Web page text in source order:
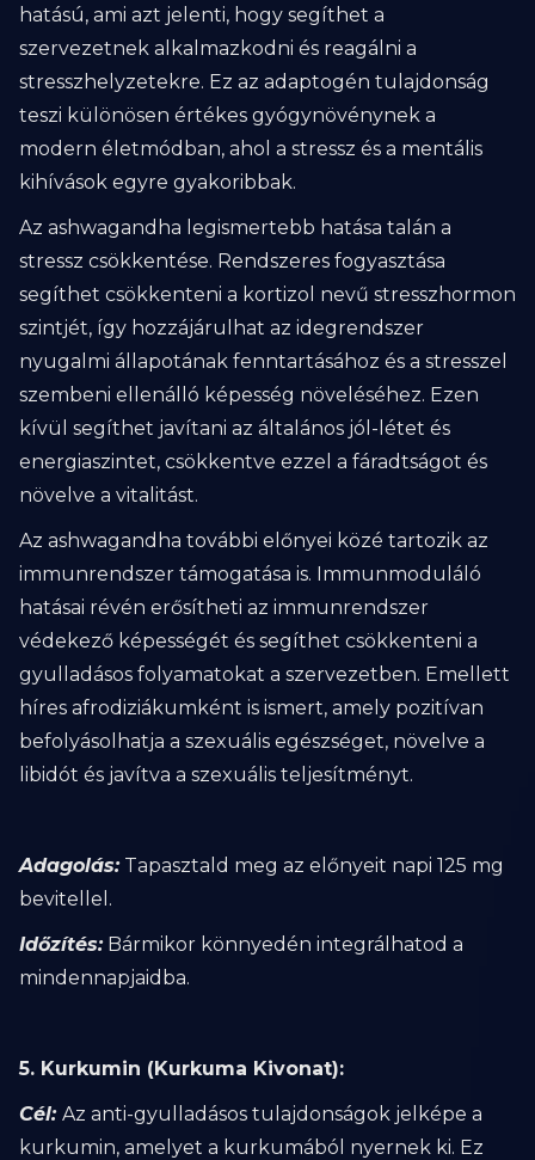
hatású, ami azt jelenti, hogy segíthet a
szervezetnek alkalmazkodni és reagálni a
stresszhelyzetekre. Ez az adaptogén tulajdonság
teszi különösen értékes gyógynövénynek a
modern életmódban, ahol a stressz és a mentális
kihívások egyre gyakoribbak.
Az ashwagandha legismertebb hatása talán a
stressz csökkentése. Rendszeres fogyasztása
segíthet csökkenteni a kortizol nevű stresszhormon
szintjét, így hozzájárulhat az idegrendszer
nyugalmi állapotának fenntartásához és a stresszel
szembeni ellenálló képesség növeléséhez. Ezen
kívül segíthet javítani az általános jól-létet és
energiaszintet, csökkentve ezzel a fáradtságot és
növelve a vitalitást.
Az ashwagandha további előnyei közé tartozik az
immunrendszer támogatása is. Immunmoduláló
hatásai révén erősítheti az immunrendszer
védekező képességét és segíthet csökkenteni a
gyulladásos folyamatokat a szervezetben. Emellett
híres afrodiziákumként is ismert, amely pozitívan
befolyásolhatja a szexuális egészséget, növelve a
libidót és javítva a szexuális teljesítményt.
Adagolás:Tapasztald meg az előnyeit napi 125 mg
bevitellel.
Időzítés:Bármikor könnyedén integrálhatod a
mindennapjaidba.
5. Kurkumin (Kurkuma Kivonat):
Cél: Az anti-gyulladásos tulajdonságok jelképe a
kurkumin, amelyet a kurkumából nyernek ki. Ez